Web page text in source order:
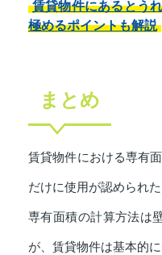
賃貸物件にあるとう
極めるポイントも解説
まとめ
賃貸物件における専有
だけに使用が認められた
専有面積の計算方法は
が、賃貸物件は基本的